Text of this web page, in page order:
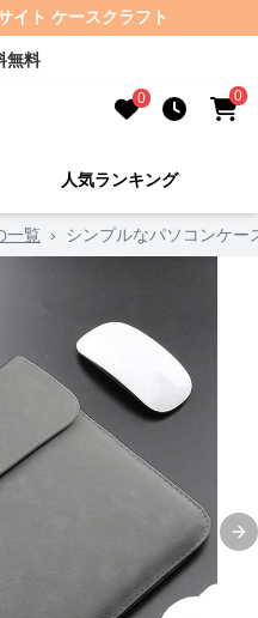
イト ケースクラフト
無料
0 0
人気ランキング
一覧 › シンプルなパソコンケー